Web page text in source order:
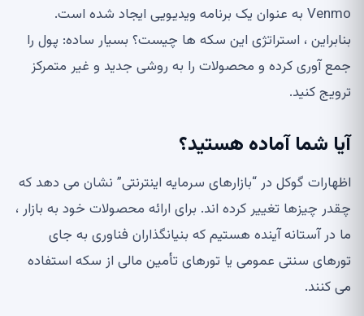
Venmo به عنوان یک برنامه ویدیویی ایجاد شده است.
بنابراین ، استراتژی این سکه ها چیست؟ بسیار ساده: پول را
جمع آوری کرده و محصولات را به روشی جدید و غیر متمرکز
ترویج کنید.
آیا شما آماده هستید؟
اظهارات گوکل در “بازارهای سرمایه اینترنتی” نشان می دهد که
چقدر چیزها تغییر کرده اند. برای ارائه محصولات خود به بازار ،
ما در آستانه آینده هستیم که بنیانگذاران فناوری به جای
تورهای سنتی عمومی یا تورهای تأمین مالی از سکه استفاده
می کنند.